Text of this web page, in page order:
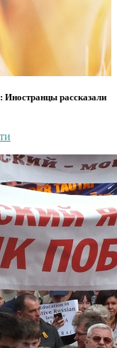
Иностранцы рассказали